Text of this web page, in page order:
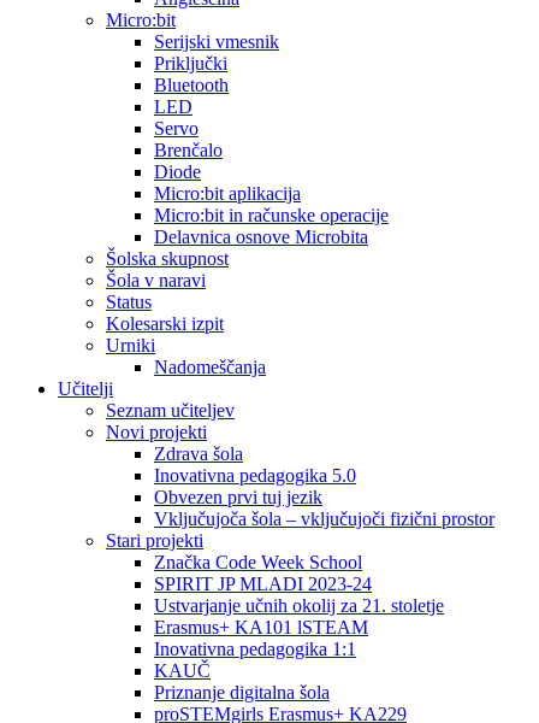
Micro:bit
Serijski vmesnik
Priključki
Bluetooth
LED
Servo
Brenčalo
Diode
Micro:bit aplikacija
Micro:bit in računske operacije
Delavnica osnove Microbita
Šolska skupnost
Šola v naravi
Status
Kolesarski izpit
Urniki
Nadomeščanja
Učitelji
Seznam učiteljev
Novi projekti
Zdrava šola
Inovativna pedagogika 5.0
Obvezen prvi tuj jezik
Vključujoča šola – vključujoči fizični prostor
Stari projekti
Značka Code Week School
SPIRIT JP MLADI 2023-24
Ustvarjanje učnih okolij za 21. stoletje
Erasmus+ KA101 lSTEAM
Inovativna pedagogika 1:1
KAUČ
Priznanje digitalna šola
proSTEMgirls Erasmus+ KA229